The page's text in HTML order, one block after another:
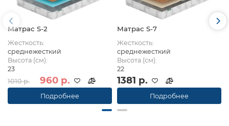
Матрас S-2
Жесткость:
среднежесткий
Высота (см):
23
1010 р.
960 р.
Подробнее
Матрас S-7
Жесткость:
среднежесткий
Высота (см):
22
1381 р.
Подробнее